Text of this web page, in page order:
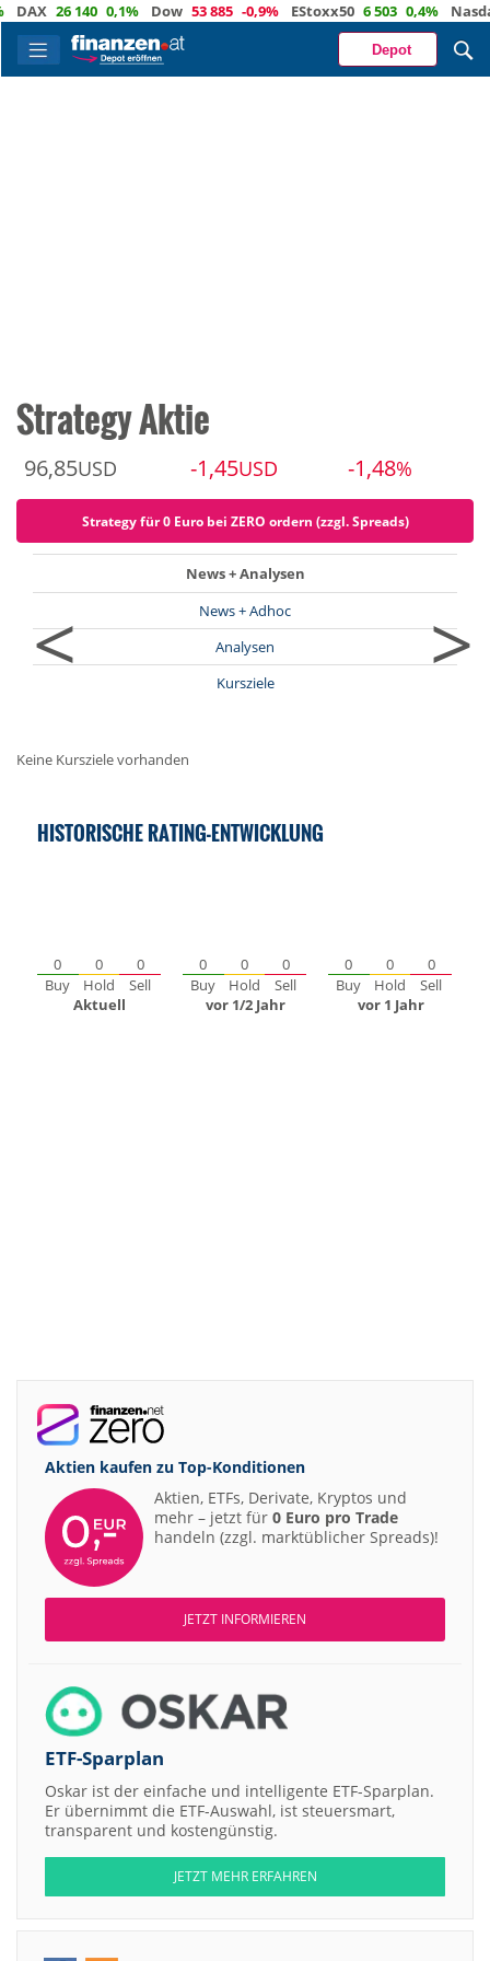
DAX 26 140 0,1% Dow 53 885 -0,9% EStoxx50 6 503 0,4%
Depot
Strategy Aktie
96,85USD -1,45USD -1,48%
Strategy für 0 Euro bei ZERO ordern (zzgl. Spreads)
<
News + Analysen
News + Adhoc
Analysen
Kursziele
>
Keine Kursziele vorhanden
HISTORISCHE RATING-ENTWICKLUNG
0
Buy
0
Hold
0
Sell
Aktuell
0
Buy
0
Hold
0
Sell
vor 1/2 Jahr
0
Buy
0
Hold
0
Sell
vor 1 Jahr
Aktien kaufen zu Top-Konditionen
Aktien, ETFs, Derivate, Kryptos und
mehr – jetzt für 0 Euro pro Trade
handeln (zzgl. marktüblicher Spreads)!
JETZT INFORMIEREN
ETF-Sparplan
Oskar ist der einfache und intelligente ETF-Sparplan.
Er übernimmt die ETF-Auswahl, ist steuersmart,
transparent und kostengünstig.
JETZT MEHR ERFAHREN